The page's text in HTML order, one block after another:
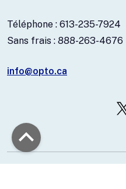
Téléphone : 613-235-7924
Sans frais : 888-263-4676
info@opto.ca